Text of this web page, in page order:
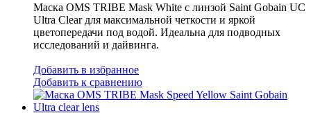
Маска OMS TRIBE Mask White с линзой Saint Gobain UC
Ultra Clear для максимальной четкости и яркой
цветопередачи под водой. Идеальна для подводных
исследований и дайвинга.
Добавить в избранное
Добавить к сравнению